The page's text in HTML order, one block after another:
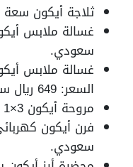
ثلاجة أيكون سعة 86 لتر – السعر: 449 ريال سعودي.
سعودي.
السعر: 649 ريال سعودي.
مروحة أيكون 3×1 – السعر: 179 ريال سعودي.
سعودي.